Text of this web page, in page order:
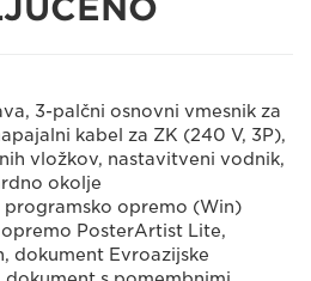
3-palčni osnovni vmesnik za
kabel za ZK (240 V, 3P),
vložkov, nastavitveni vodnik,
okolje
programsko opremo (Win)
PosterArtist Lite,
dokument Evroazijske